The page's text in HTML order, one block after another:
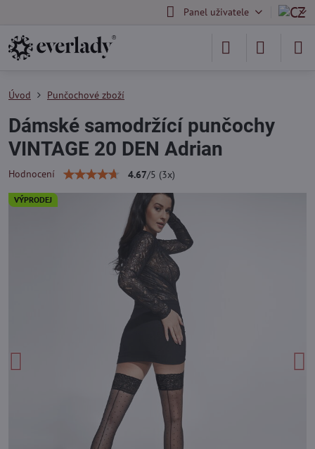
Panel uživatele
VÝPRODEJ
Úvod Punčochové zboží
Dámské samodržící punčochy
VINTAGE 20 DEN Adrian
Hodnocení 4.67/5 (3x)